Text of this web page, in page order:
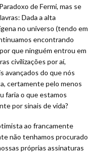
de Fermi, mas se
Dada a alta
no universo (tendo em
encontrando
que ninguém entrou em
civilizações por aí,
avançados do que nós
certamente pelo menos
faria o que estamos
por sinais de vida?
ao francamente
não tenhamos procurado
próprias assinaturas